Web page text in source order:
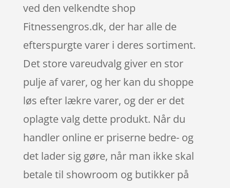
ved den velkendte shop
Fitnessengros.dk, der har alle de
efterspurgte varer i deres sortiment.
Det store vareudvalg giver en stor
pulje af varer, og her kan du shoppe
løs efter lækre varer, og der er det
oplagte valg dette produkt. Når du
handler online er priserne bedre- og
det lader sig gøre, når man ikke skal
betale til showroom og butikker på